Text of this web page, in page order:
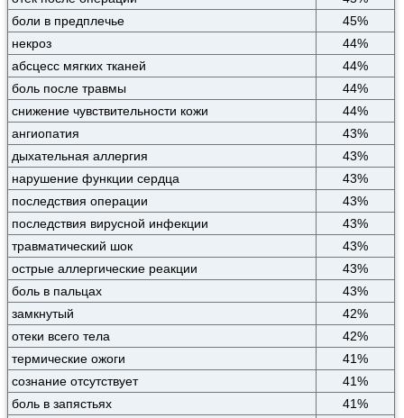
боли в предплечье
45%
некроз
44%
абсцесс мягких тканей
44%
боль после травмы
44%
снижение чувствительности кожи
44%
ангиопатия
43%
дыхательная аллергия
43%
нарушение функции сердца
43%
последствия операции
43%
последствия вирусной инфекции
43%
травматический шок
43%
острые аллергические реакции
43%
боль в пальцах
43%
замкнутый
42%
отеки всего тела
42%
термические ожоги
41%
сознание отсутствует
41%
боль в запястьях
41%